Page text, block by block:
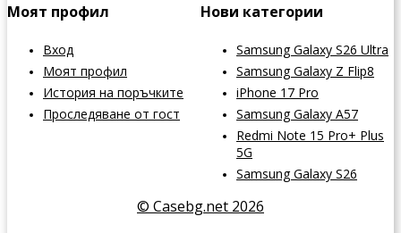
Моят профил
Вход
Моят профил
История на поръчките
Проследяване от гост
Нови категории
Samsung Galaxy S26 Ultra
Samsung Galaxy Z Flip8
iPhone 17 Pro
Samsung Galaxy A57
Redmi Note 15 Pro+ Plus
5G
Samsung Galaxy S26
© Casebg.net 2026